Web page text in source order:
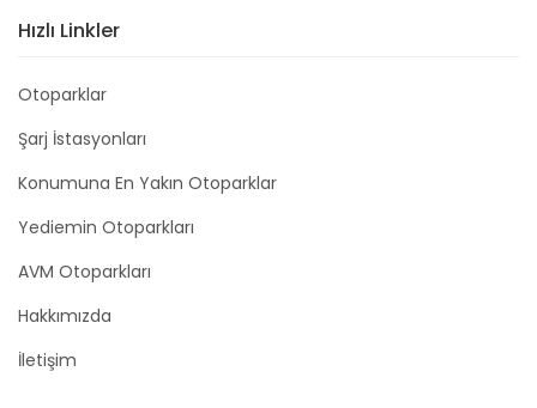
Hızlı Linkler
Otoparklar
Şarj İstasyonları
Konumuna En Yakın Otoparklar
Yediemin Otoparkları
AVM Otoparkları
Hakkımızda
İletişim